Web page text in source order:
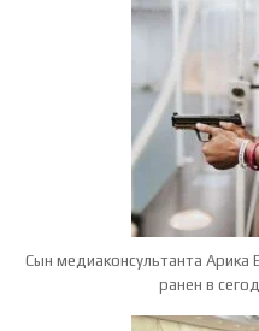
Сын медиаконсультанта
ранен в